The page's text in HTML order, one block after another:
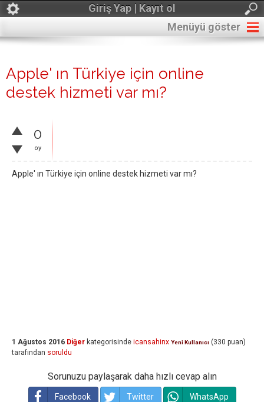
Giriş Yap | Kayıt ol
Menüyü göster
Apple' ın Türkiye için online
destek hizmeti var mı?
0
oy
Apple' ın Türkiye için online destek hizmeti var mı?
1 Ağustos 2016 Diğer kategorisinde icansahinx Yeni Kullanıcı (330 puan)
tarafından soruldu
Sorunuzu paylaşarak daha hızlı cevap alın
Facebook Twitter WhatsApp